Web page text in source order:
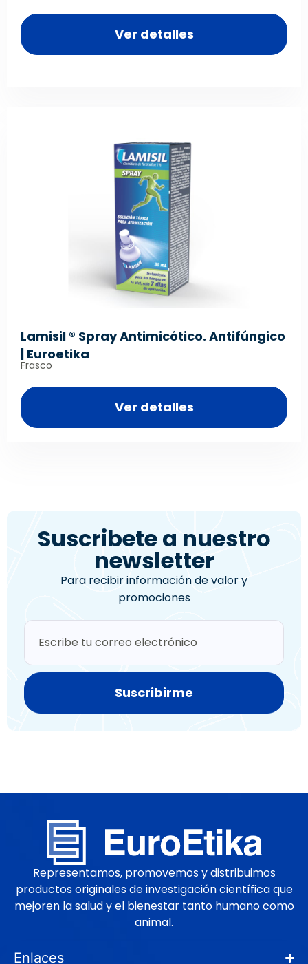
Ver detalles
Lamisil ® Spray Antimicótico. Antifúngico
| Euroetika
Frasco
Ver detalles
Suscribete a nuestro
newsletter
Para recibir información de valor y
promociones
Suscribirme
Representamos, promovemos y distribuimos
productos originales de investigación científica que
mejoren la salud y el bienestar tanto humano como
animal.
Enlaces